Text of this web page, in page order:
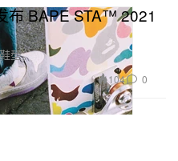
布 BAPE STA™ 2021
型。
104 0